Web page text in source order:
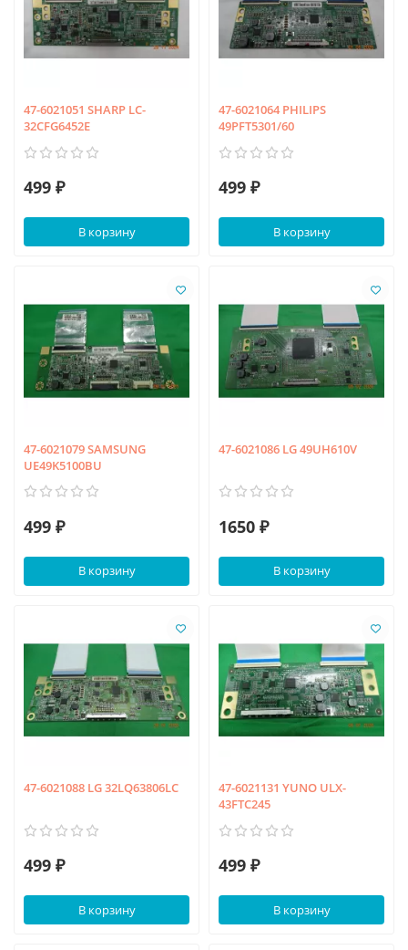
47-6021051 SHARP LC-
32CFG6452E
499 ₽
В корзину
47-6021064 PHILIPS
49PFT5301/60
499 ₽
В корзину
47-6021079 SAMSUNG
UE49K5100BU
499 ₽
В корзину
47-6021086 LG 49UH610V
1650 ₽
В корзину
47-6021088 LG 32LQ63806LC
499 ₽
В корзину
47-6021131 YUNO ULX-
43FTC245
499 ₽
В корзину